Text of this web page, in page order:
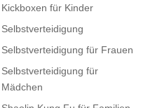
Kickboxen für Kinder
Selbstverteidigung
Selbstverteidigung für Frauen
Selbstverteidigung für
Mädchen